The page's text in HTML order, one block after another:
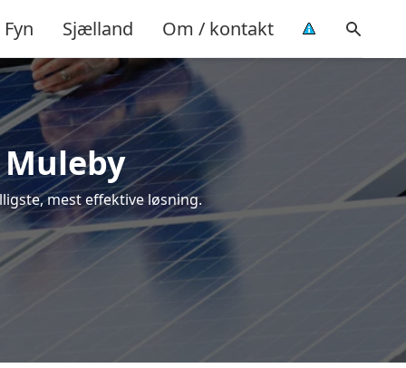
Fyn Sjælland Om / kontakt
mest effektive løsning.